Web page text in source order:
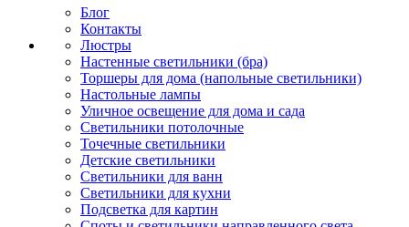
Блог
Контакты
Люстры
Настенные светильники (бра)
Торшеры для дома (напольные светильники)
Настольные лампы
Уличное освещение для дома и сада
Светильники потолочные
Точечные светильники
Детские светильники
Светильники для ванн
Светильники для кухни
Подсветка для картин